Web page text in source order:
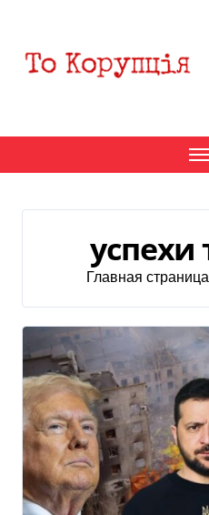
содержанию
успехи
Главная страница